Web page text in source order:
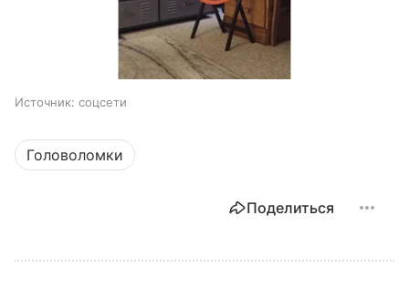
Источник: соцсети
Головоломки
Поделиться